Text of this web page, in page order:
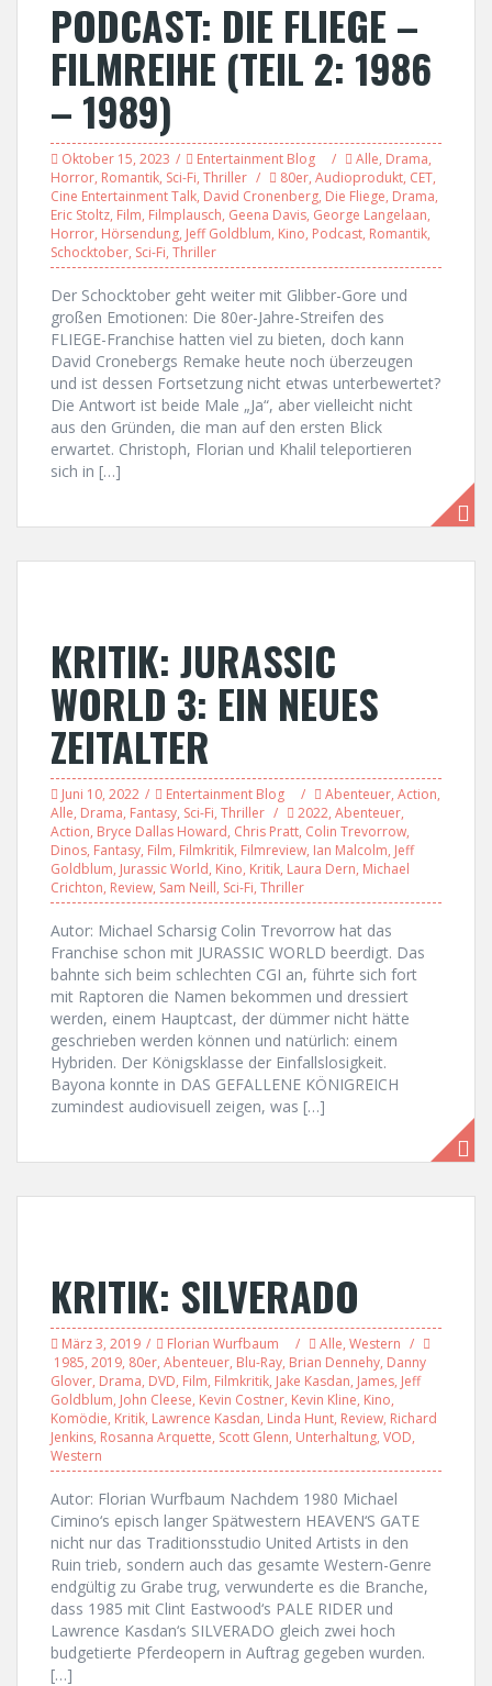
PODCAST: DIE FLIEGE –
FILMREIHE (TEIL 2: 1986
– 1989)
Oktober 15, 2023 Entertainment Blog Alle, Drama,
Horror, Romantik, Sci-Fi, Thriller 80er, Audioprodukt, CET,
Cine Entertainment Talk, David Cronenberg, Die Fliege, Drama,
Eric Stoltz, Film, Filmplausch, Geena Davis, George Langelaan,
Horror, Hörsendung, Jeff Goldblum, Kino, Podcast, Romantik,
Schocktober, Sci-Fi, Thriller
Der Schocktober geht weiter mit Glibber-Gore und
großen Emotionen: Die 80er-Jahre-Streifen des
FLIEGE-Franchise hatten viel zu bieten, doch kann
David Cronebergs Remake heute noch überzeugen
und ist dessen Fortsetzung nicht etwas unterbewertet?
Die Antwort ist beide Male „Ja“, aber vielleicht nicht
aus den Gründen, die man auf den ersten Blick
erwartet. Christoph, Florian und Khalil teleportieren
sich in […]
KRITIK: JURASSIC
WORLD 3: EIN NEUES
ZEITALTER
Juni 10, 2022 Entertainment Blog Abenteuer, Action,
Alle, Drama, Fantasy, Sci-Fi, Thriller 2022, Abenteuer,
Action, Bryce Dallas Howard, Chris Pratt, Colin Trevorrow,
Dinos, Fantasy, Film, Filmkritik, Filmreview, Ian Malcolm, Jeff
Goldblum, Jurassic World, Kino, Kritik, Laura Dern, Michael
Crichton, Review, Sam Neill, Sci-Fi, Thriller
Autor: Michael Scharsig Colin Trevorrow hat das
Franchise schon mit JURASSIC WORLD beerdigt. Das
bahnte sich beim schlechten CGI an, führte sich fort
mit Raptoren die Namen bekommen und dressiert
werden, einem Hauptcast, der dümmer nicht hätte
geschrieben werden können und natürlich: einem
Hybriden. Der Königsklasse der Einfallslosigkeit.
Bayona konnte in DAS GEFALLENE KÖNIGREICH
zumindest audiovisuell zeigen, was […]
KRITIK: SILVERADO
März 3, 2019 Florian Wurfbaum Alle, Western
1985, 2019, 80er, Abenteuer, Blu-Ray, Brian Dennehy, Danny
Glover, Drama, DVD, Film, Filmkritik, Jake Kasdan, James, Jeff
Goldblum, John Cleese, Kevin Costner, Kevin Kline, Kino,
Komödie, Kritik, Lawrence Kasdan, Linda Hunt, Review, Richard
Jenkins, Rosanna Arquette, Scott Glenn, Unterhaltung, VOD,
Western
Autor: Florian Wurfbaum Nachdem 1980 Michael
Cimino‘s episch langer Spätwestern HEAVEN‘S GATE
nicht nur das Traditionsstudio United Artists in den
Ruin trieb, sondern auch das gesamte Western-Genre
endgültig zu Grabe trug, verwunderte es die Branche,
dass 1985 mit Clint Eastwood‘s PALE RIDER und
Lawrence Kasdan‘s SILVERADO gleich zwei hoch
budgetierte Pferdeopern in Auftrag gegeben wurden.
[…]